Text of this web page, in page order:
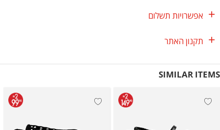
אפשרויות תשלום
תקנון האתר
SIMILAR ITEMS